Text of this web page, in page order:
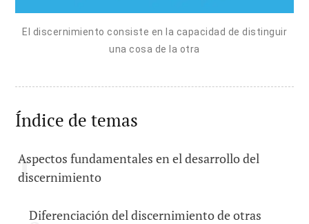
El discernimiento consiste en la capacidad de distinguir
una cosa de la otra
Índice de temas
Aspectos fundamentales en el desarrollo del
discernimiento
Diferenciación del discernimiento de otras